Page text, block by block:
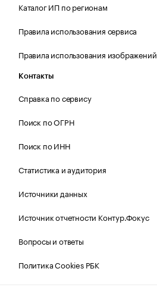
Каталог ИП по регионам
Правила использования сервиса
Правила использования изображений
Контакты
Справка по сервису
Поиск по ОГРН
Поиск по ИНН
Статистика и аудитория
Источники данных
Источник отчетности Контур.Фокус
Вопросы и ответы
Политика Cookies РБК